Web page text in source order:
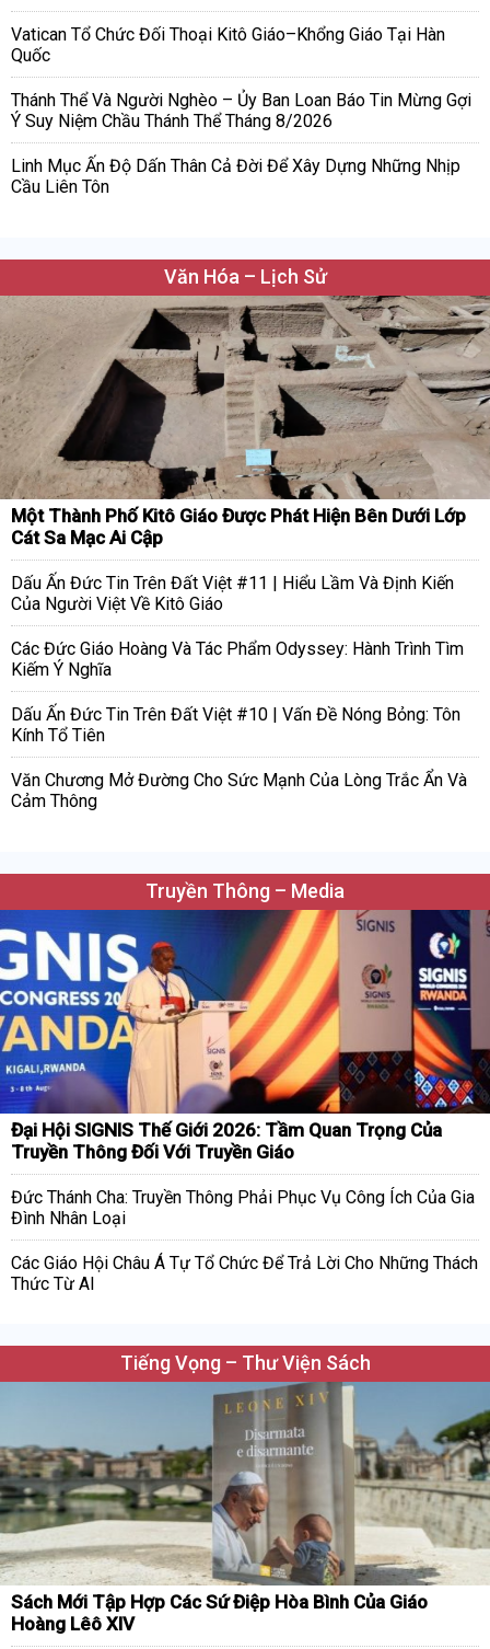
Vatican Tổ Chức Đối Thoại Kitô Giáo–Khổng Giáo Tại Hàn
Quốc
Thánh Thể Và Người Nghèo – Ủy Ban Loan Báo Tin Mừng Gợi
Ý Suy Niệm Chầu Thánh Thể Tháng 8/2026
Linh Mục Ấn Độ Dấn Thân Cả Đời Để Xây Dựng Những Nhịp
Cầu Liên Tôn
Văn Hóa – Lịch Sử
Một Thành Phố Kitô Giáo Được Phát Hiện Bên Dưới Lớp
Cát Sa Mạc Ai Cập
Dấu Ấn Đức Tin Trên Đất Việt #11 | Hiểu Lầm Và Định Kiến
Của Người Việt Về Kitô Giáo
Các Đức Giáo Hoàng Và Tác Phẩm Odyssey: Hành Trình Tìm
Kiếm Ý Nghĩa
Dấu Ấn Đức Tin Trên Đất Việt #10 | Vấn Đề Nóng Bỏng: Tôn
Kính Tổ Tiên
Văn Chương Mở Đường Cho Sức Mạnh Của Lòng Trắc Ẩn Và
Cảm Thông
Truyền Thông – Media
Đại Hội SIGNIS Thế Giới 2026: Tầm Quan Trọng Của
Truyền Thông Đối Với Truyền Giáo
Đức Thánh Cha: Truyền Thông Phải Phục Vụ Công Ích Của Gia
Đình Nhân Loại
Các Giáo Hội Châu Á Tự Tổ Chức Để Trả Lời Cho Những Thách
Thức Từ AI
Tiếng Vọng – Thư Viện Sách
Sách Mới Tập Hợp Các Sứ Điệp Hòa Bình Của Giáo
Hoàng Lêô XIV